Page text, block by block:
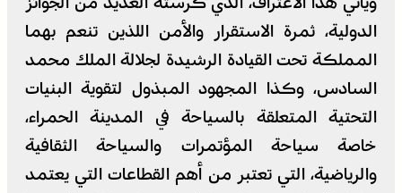
الدولية، ثمرة الاستقرار والأمن اللذين تنعم بهما
المملكة تحت القيادة الرشيدة لجلالة الملك محمد
السادس، وكذا المجهود المبذول لتقوية البنيات
التحتية المتعلقة بالسياحة في المدينة الحمراء،
خاصة سياحة المؤتمرات والسياحة الثقافية
والرياضية، التي تعتبر من أهم القطاعات التي يعتمد